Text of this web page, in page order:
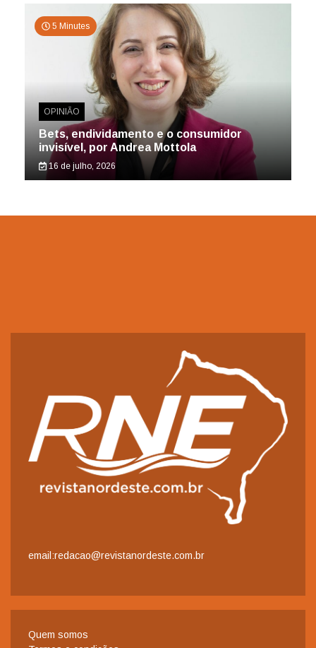
5 Minutes
OPINIÃO
Bets, endividamento e o consumidor
invisível, por Andrea Mottola
16 de julho, 2026
email:redacao@revistanordeste.com.br
Quem somos